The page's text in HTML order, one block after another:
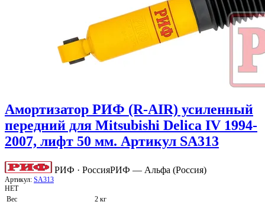
Амортизатор РИФ (R-AIR) усиленный
передний для Mitsubishi Delica IV 1994-
2007, лифт 50 мм. Артикул SA313
РИФ · РоссияРИФ — Альфа (Россия)
Артикул: SA313
НЕТ
Вес
2 кг